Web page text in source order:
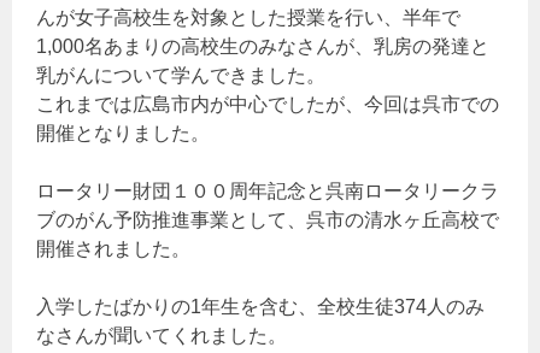
んが女子高校生を対象とした授業を行い、半年で
1,000名あまりの高校生のみなさんが、乳房の発達と
乳がんについて学んできました。
これまでは広島市内が中心でしたが、今回は呉市での
開催となりました。
ロータリー財団１００周年記念と呉南ロータリークラ
ブのがん予防推進事業として、呉市の清水ヶ丘高校で
開催されました。
入学したばかりの1年生を含む、全校生徒374人のみ
なさんが聞いてくれました。